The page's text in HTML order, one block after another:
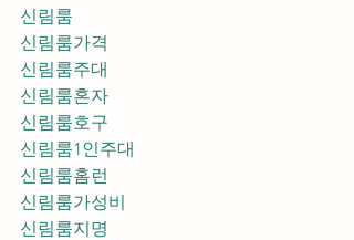
신림룸
신림룸가격
신림룸주대
신림룸혼자
신림룸호구
신림룸1인주대
신림룸홈런
신림룸가성비
신림룸지명